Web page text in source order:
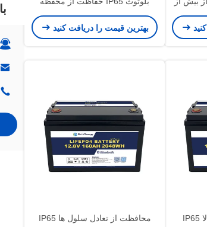
512Wh انرژی
بهترین قیمت را دریافت کنید
شارژ سریع با عملکرد بالا IP65
محافظت از تعادل سلول ها IP65